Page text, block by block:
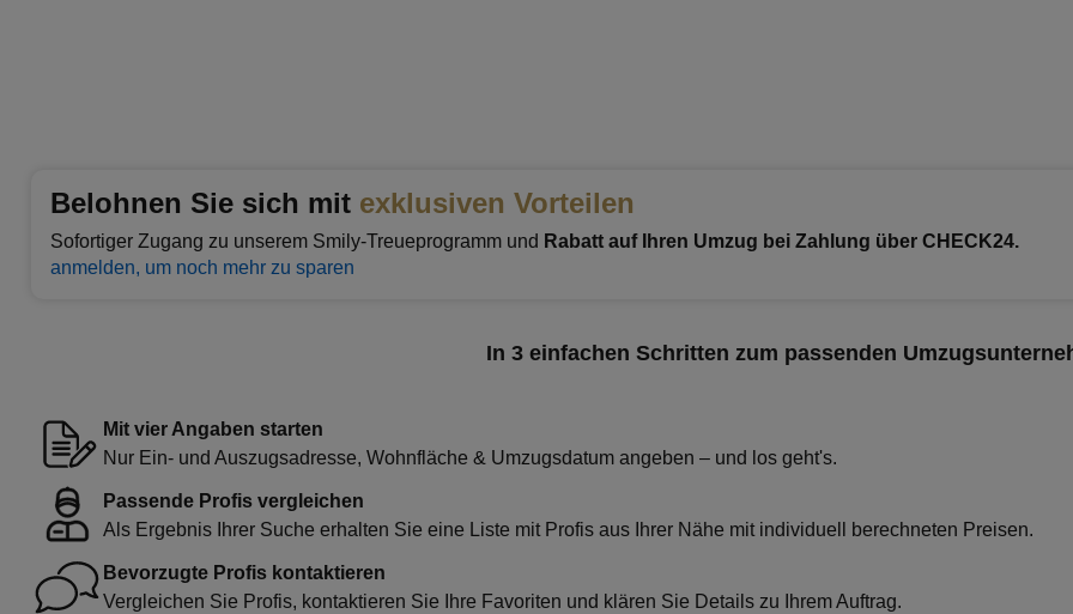
Belohnen Sie sich mit exklusiven Vorteilen
Sofortiger Zugang zu unserem Smily-Treueprogramm und Rabatt auf Ihren Umzug bei Zahlung über CHECK24.
anmelden, um noch mehr zu sparen
In 3 einfachen Schritten zum passenden
Mit vier Angaben starten
Nur Ein- und Auszugsadresse, Wohnfläche & Umzugsdatum angeben – und los geht's.
Passende Profis vergleichen
Als Ergebnis Ihrer Suche erhalten Sie eine Liste mit Profis aus Ihrer Nähe mit individuell berechneten Preisen.
Bevorzugte Profis kontaktieren
Vergleichen Sie Profis, kontaktieren Sie Ihre Favoriten und klären Sie Details zu Ihrem Auftrag.